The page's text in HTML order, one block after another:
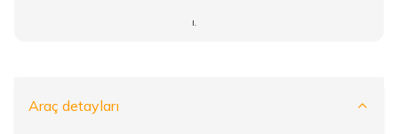
I.
Araç detayları